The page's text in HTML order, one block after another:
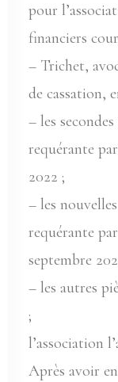
pour
financiers
– Trichet,
de cassation,
– les
requérante
2022 ;
– les
requérante
septembre
– les autres
;
l’association
Après avoir